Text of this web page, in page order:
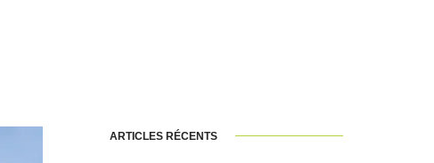
ARTICLES RÉCENTS